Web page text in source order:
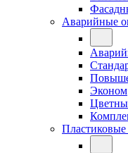
Аварийные
Эконом
Пластиковые